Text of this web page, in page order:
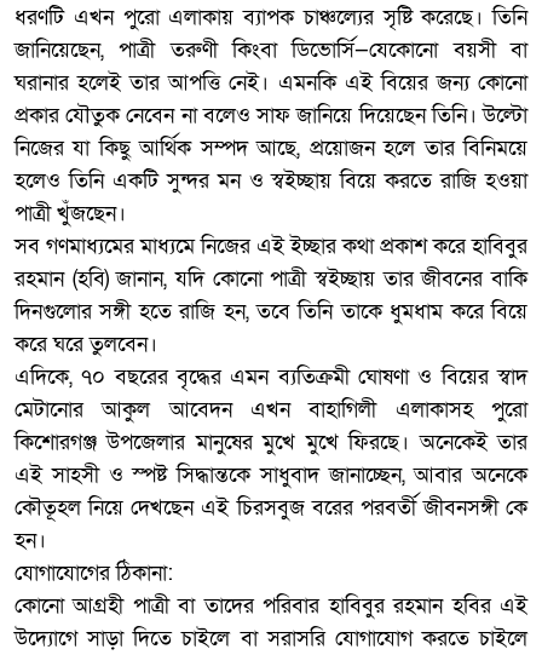
ধরণটি এখন পুরো এলাকায় ব্যাপক চাঞ্চল্যের সৃষ্টি করেছে। তিনি
জানিয়েছেন, পাত্রী তরুণী কিংবা ডিভোর্সি—যেকোনো বয়সী বা
ঘরানার হলেই তার আপত্তি নেই। এমনকি এই বিয়ের জন্য কোনো
প্রকার যৌতুক নেবেন না বলেও সাফ জানিয়ে দিয়েছেন তিনি। উল্টো
নিজের যা কিছু আর্থিক সম্পদ আছে, প্রয়োজন হলে তার বিনিময়ে
হলেও তিনি একটি সুন্দর মন ও স্বইচ্ছায় বিয়ে করতে রাজি হওয়া
পাত্রী খুঁজছেন।
সব গণমাধ্যমের মাধ্যমে নিজের এই ইচ্ছার কথা প্রকাশ করে হাবিবুর
রহমান (হবি) জানান, যদি কোনো পাত্রী স্বইচ্ছায় তার জীবনের বাকি
দিনগুলোর সঙ্গী হতে রাজি হন, তবে তিনি তাকে ধুমধাম করে বিয়ে
করে ঘরে তুলবেন।
এদিকে, ৭০ বছরের বৃদ্ধের এমন ব্যতিক্রমী ঘোষণা ও বিয়ের স্বাদ
মেটানোর আকুল আবেদন এখন বাহাগিলী এলাকাসহ পুরো
কিশোরগঞ্জ উপজেলার মানুষের মুখে মুখে ফিরছে। অনেকেই তার
এই সাহসী ও স্পষ্ট সিদ্ধান্তকে সাধুবাদ জানাচ্ছেন, আবার অনেকে
কৌতূহল নিয়ে দেখছেন এই চিরসবুজ বরের পরবর্তী জীবনসঙ্গী কে
হন।
যোগাযোগের ঠিকানা:
কোনো আগ্রহী পাত্রী বা তাদের পরিবার হাবিবুর রহমান হবির এই
উদ্যোগে সাড়া দিতে চাইলে বা সরাসরি যোগাযোগ করতে চাইলে